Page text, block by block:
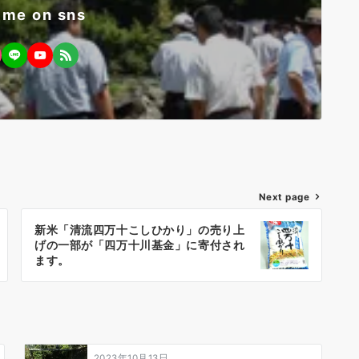
on sns
Next page
新米「清流四万十こしひかり」の売り上
げの一部が「四万十川基金」に寄付され
ます。